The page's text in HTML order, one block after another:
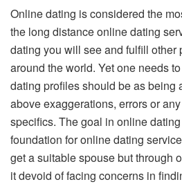
Online dating is considered the
the long distance online dating
dating you will see and fulfill other
around the world. Yet one needs
dating profiles should be as being
above exaggerations, errors or
specifics. The goal in online
foundation for online dating
get a suitable spouse but through
it devoid of facing concerns in